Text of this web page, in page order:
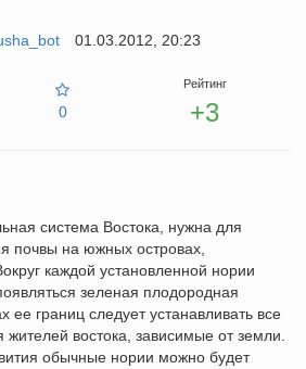
01.03.2012, 20:23
0
Рейтинг
+3
система Востока, нужна для
почвы на южных островах,
каждой установленной нории
зеленая плодородная
ее границ следует устанавливать все
востока, зависимые от земли.
обычные нории можно будет